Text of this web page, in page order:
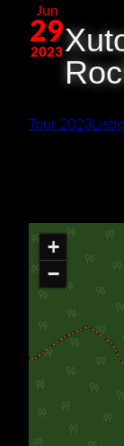
Jun
29
2023
Tour 2023
+
−